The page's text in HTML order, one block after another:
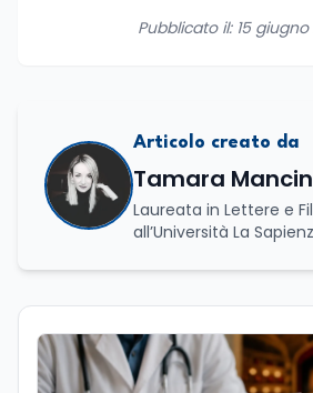
Pubblicato il: 15
Articolo creato da
Tamara
Laureata in Lettere e
all’Università La
e Relazioni
editor. La formazione
contribuito a
per la scrittura,